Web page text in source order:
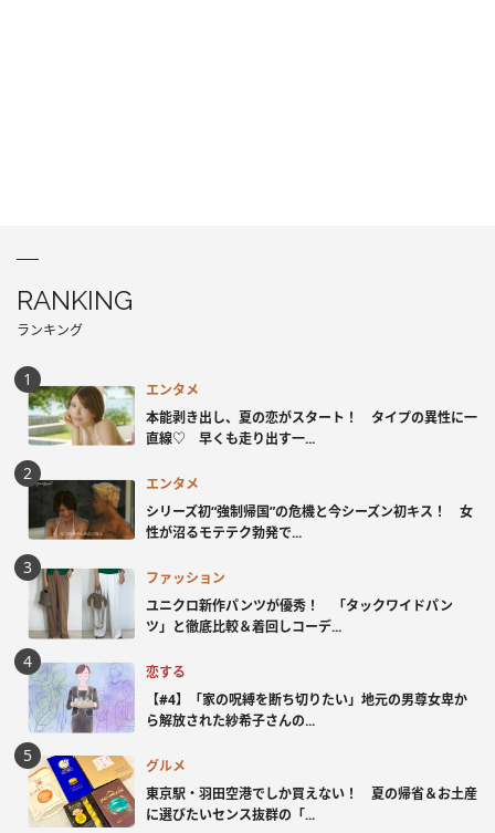
RANKING
ランキング
エンタメ
本能剥き出し、夏の恋がスタート！ タイプの異性に一
直線♡ 早くも走り出す一...
エンタメ
シリーズ初“強制帰国”の危機と今シーズン初キス！ 女
性が沼るモテテク勃発で...
ファッション
ユニクロ新作パンツが優秀！ 「タックワイドパン
ツ」と徹底比較＆着回しコーデ...
恋する
【#4】「家の呪縛を断ち切りたい」地元の男尊女卑か
ら解放された紗希子さんの...
グルメ
東京駅・羽田空港でしか買えない！ 夏の帰省＆お土産
に選びたいセンス抜群の「...